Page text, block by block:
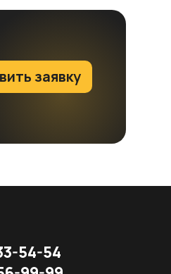
заявку
54-54